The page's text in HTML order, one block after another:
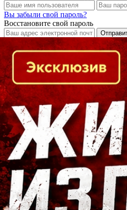
Вы забыли свой пароль?
Восстановите свой пароль
Кто есть кто в Байкальском регионе